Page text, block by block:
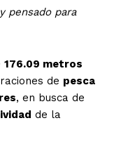
pensado para
176.09 metros
de pesca
, en busca de
de la